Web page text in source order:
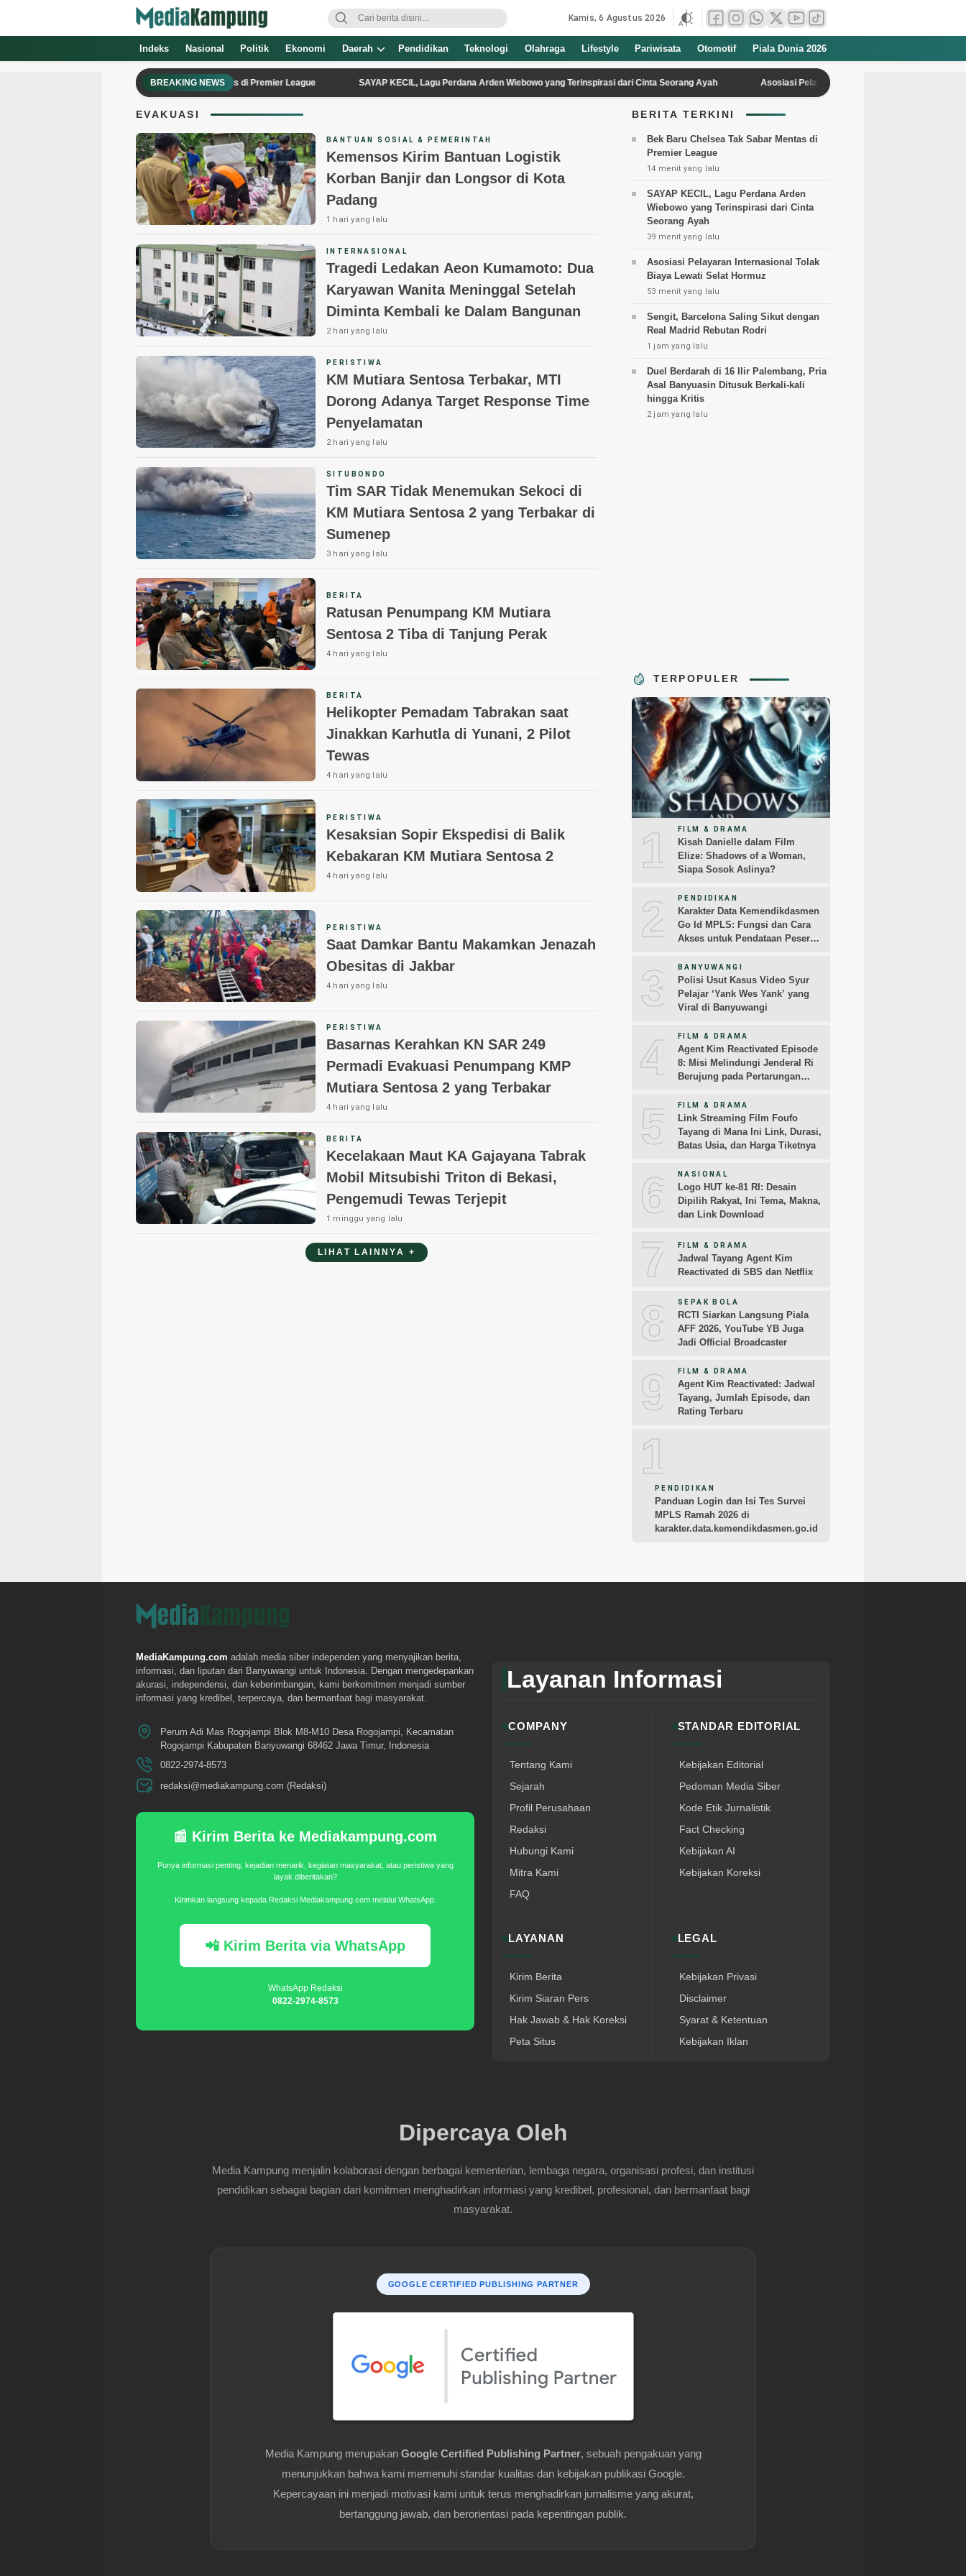
Media Kampung
Media Online Indonesia Terpercaya
Kamis, 6 Agustus 2026
Indeks Nasional Politik Ekonomi Daerah Pendidikan Teknologi Olahraga Lifestyle Pariwisata Otomotif Piala Dunia 2026
BREAKING NEWS
Bek Baru Chelsea Tak Sabar Mentas di Premier League SAYAP KECIL, Lagu Perdana Arden Wiebowo yang Terinspirasi dari Cinta Seorang Ayah Asosiasi Pelayaran Internasional Tolak Biaya Lewati
EVAKUASI
BANTUAN SOSIAL & PEMERINTAH
Kemensos Kirim Bantuan Logistik
Korban Banjir dan Longsor di Kota
Padang
1 hari yang lalu
INTERNASIONAL
Tragedi Ledakan Aeon Kumamoto: Dua
Karyawan Wanita Meninggal Setelah
Diminta Kembali ke Dalam Bangunan
2 hari yang lalu
PERISTIWA
KM Mutiara Sentosa Terbakar, MTI
Dorong Adanya Target Response Time
Penyelamatan
2 hari yang lalu
SITUBONDO
Tim SAR Tidak Menemukan Sekoci di
KM Mutiara Sentosa 2 yang Terbakar di
Sumenep
3 hari yang lalu
BERITA
Ratusan Penumpang KM Mutiara
Sentosa 2 Tiba di Tanjung Perak
4 hari yang lalu
BERITA
Helikopter Pemadam Tabrakan saat
Jinakkan Karhutla di Yunani, 2 Pilot
Tewas
4 hari yang lalu
PERISTIWA
Kesaksian Sopir Ekspedisi di Balik
Kebakaran KM Mutiara Sentosa 2
4 hari yang lalu
PERISTIWA
Saat Damkar Bantu Makamkan Jenazah
Obesitas di Jakbar
4 hari yang lalu
PERISTIWA
Basarnas Kerahkan KN SAR 249
Permadi Evakuasi Penumpang KMP
Mutiara Sentosa 2 yang Terbakar
4 hari yang lalu
BERITA
Kecelakaan Maut KA Gajayana Tabrak
Mobil Mitsubishi Triton di Bekasi,
Pengemudi Tewas Terjepit
1 minggu yang lalu
LIHAT LAINNYA +
BERITA TERKINI
Bek Baru Chelsea Tak Sabar Mentas di
Premier League
14 menit yang lalu
SAYAP KECIL, Lagu Perdana Arden
Wiebowo yang Terinspirasi dari Cinta
Seorang Ayah
39 menit yang lalu
Asosiasi Pelayaran Internasional Tolak
Biaya Lewati Selat Hormuz
53 menit yang lalu
Sengit, Barcelona Saling Sikut dengan
Real Madrid Rebutan Rodri
1 jam yang lalu
Duel Berdarah di 16 Ilir Palembang, Pria
Asal Banyuasin Ditusuk Berkali-kali
hingga Kritis
2 jam yang lalu
TERPOPULER
1 FILM & DRAMA
Kisah Danielle dalam Film
Elize: Shadows of a Woman,
Siapa Sosok Aslinya?
2 PENDIDIKAN
Karakter Data Kemendikdasmen
Go Id MPLS: Fungsi dan Cara
Akses untuk Pendataan Peserta
3 BANYUWANGI
Polisi Usut Kasus Video Syur
Pelajar ‘Yank Wes Yank’ yang
Viral di Banyuwangi
4 FILM & DRAMA
Agent Kim Reactivated Episode
8: Misi Melindungi Jenderal Ri
Berujung pada Pertarungan
5 FILM & DRAMA
Link Streaming Film Foufo
Tayang di Mana Ini Link, Durasi,
Batas Usia, dan Harga Tiketnya
6 NASIONAL
Logo HUT ke-81 RI: Desain
Dipilih Rakyat, Ini Tema, Makna,
dan Link Download
7 FILM & DRAMA
Jadwal Tayang Agent Kim
Reactivated di SBS dan Netflix
8 SEPAK BOLA
RCTI Siarkan Langsung Piala
AFF 2026, YouTube YB Juga
Jadi Official Broadcaster
9 FILM & DRAMA
Agent Kim Reactivated: Jadwal
Tayang, Jumlah Episode, dan
Rating Terbaru
10
PENDIDIKAN
Panduan Login dan Isi Tes Survei
MPLS Ramah 2026 di
karakter.data.kemendikdasmen.go.id
MediaKampung.com adalah media siber independen yang menyajikan berita,
informasi, dan liputan dari Banyuwangi untuk Indonesia. Dengan mengedepankan
akurasi, independensi, dan keberimbangan, kami berkomitmen menjadi sumber
informasi yang kredibel, terpercaya, dan bermanfaat bagi masyarakat.
Perum Adi Mas Rogojampi Blok M8-M10 Desa Rogojampi, Kecamatan
Rogojampi Kabupaten Banyuwangi 68462 Jawa Timur, Indonesia
0822-2974-8573
redaksi@mediakampung.com (Redaksi)
📰 Kirim Berita ke Mediakampung.com
Punya informasi penting, kejadian menarik, kegiatan masyarakat, atau peristiwa yang
layak diberitakan?
Kirimkan langsung kepada Redaksi Mediakampung.com melalui WhatsApp.
📲 Kirim Berita via WhatsApp
WhatsApp Redaksi
0822-2974-8573
Layanan Informasi
COMPANY
Tentang Kami
Sejarah
Profil Perusahaan
Redaksi
Hubungi Kami
Mitra Kami
FAQ
STANDAR EDITORIAL
Kebijakan Editorial
Pedoman Media Siber
Kode Etik Jurnalistik
Fact Checking
Kebijakan AI
Kebijakan Koreksi
LAYANAN
Kirim Berita
Kirim Siaran Pers
Hak Jawab & Hak Koreksi
Peta Situs
LEGAL
Kebijakan Privasi
Disclaimer
Syarat & Ketentuan
Kebijakan Iklan
Dipercaya Oleh
Media Kampung menjalin kolaborasi dengan berbagai kementerian, lembaga negara, organisasi profesi, dan institusi
pendidikan sebagai bagian dari komitmen menghadirkan informasi yang kredibel, profesional, dan bermanfaat bagi
masyarakat.
GOOGLE CERTIFIED PUBLISHING PARTNER
Media Kampung merupakan Google Certified Publishing Partner, sebuah pengakuan yang
menunjukkan bahwa kami memenuhi standar kualitas dan kebijakan publikasi Google.
Kepercayaan ini menjadi motivasi kami untuk terus menghadirkan jurnalisme yang akurat,
bertanggung jawab, dan berorientasi pada kepentingan publik.